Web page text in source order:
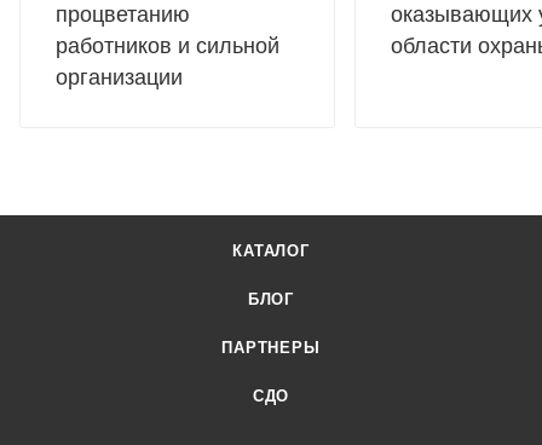
процветанию
работников и сильной
организации
оказывающих
области
КАТАЛОГ
БЛОГ
ПАРТНЕРЫ
СДО